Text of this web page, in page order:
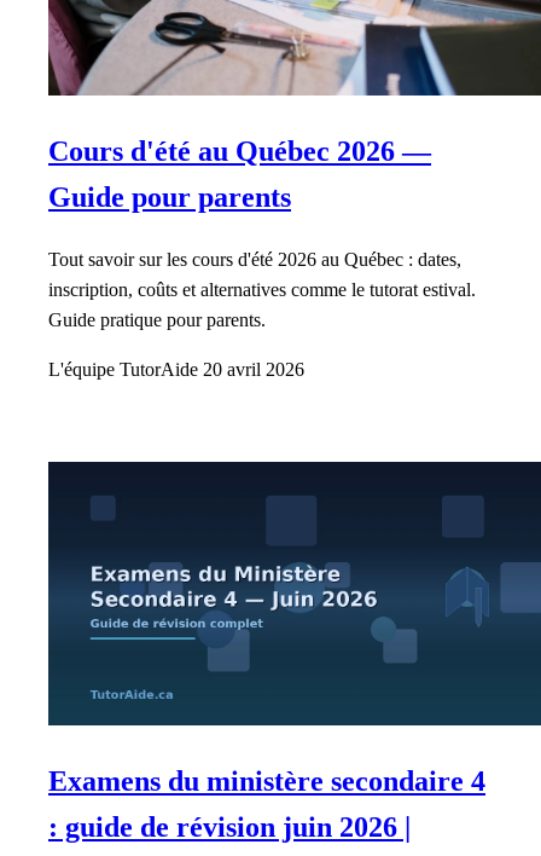
Cours d'été au Québec 2026 —
Guide pour parents
Tout savoir sur les cours d'été 2026 au Québec : dates,
inscription, coûts et alternatives comme le tutorat estival.
Guide pratique pour parents.
L'équipe TutorAide 20 avril 2026
Examens du ministère secondaire 4
: guide de révision juin 2026 |